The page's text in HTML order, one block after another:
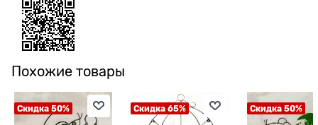
Похожие товары
Скидка 50% Скидка 65% Скидка 50%